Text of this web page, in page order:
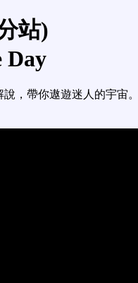
站)
Day
，帶你遨遊迷人的宇宙。